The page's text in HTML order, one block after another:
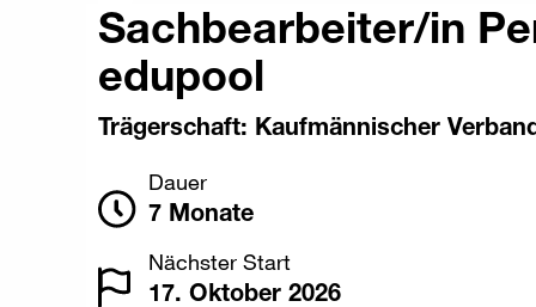
Sachbearbeiter/in
edupool
Trägerschaft: Kaufmännischer
Dauer
7 Monate
Nächster Start
17. Oktober 2026